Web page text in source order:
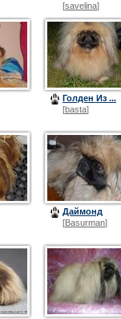
[savelina]
Голден Из ...
[basta]
Даймонд
[Basurman]